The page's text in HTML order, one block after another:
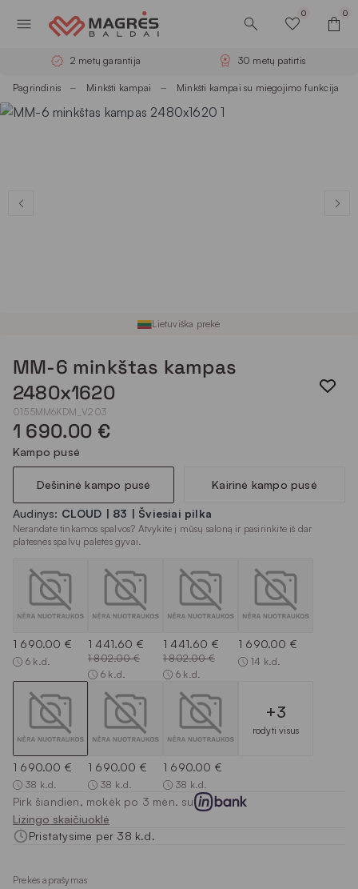
0 0
2 metų garantija 30 metų patirtis
Pagrindinis Minkšti kampai Minkšti kampai su miegojimo funkcija
Lietuviška prekė
MM-6 minkštas kampas
2480x1620
0155MM6KDM_V203
1 690.00 €
Kampo pusė
Dešininė kampo pusė Kairinė kampo pusė
Audinys: CLOUD | 83 | Šviesiai pilka
Nerandate tinkamos spalvos? Atvykite į mūsų saloną ir pasirinkite iš dar
platesnės spalvų paletės gyvai.
1 690.00 €
6 k.d.
1 441.60 €
1 802.00 €
6 k.d.
1 441.60 €
1 802.00 €
6 k.d.
1 690.00 €
14 k.d.
1 690.00 €
38 k.d.
1 690.00 €
38 k.d.
1 690.00 €
38 k.d.
+3
rodyti visus
Pirk šiandien, mokėk po 3 mėn. su
Lizingo skaičiuoklė
Pristatysime per 38 k.d.
Prekės aprašymas